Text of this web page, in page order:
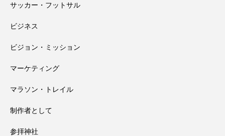
サッカー・フットサル
ビジネス
ビジョン・ミッション
マーケティング
マラソン・トレイル
制作者として
参拝神社